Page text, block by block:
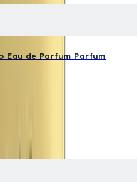
Eau de Parfum Parfum